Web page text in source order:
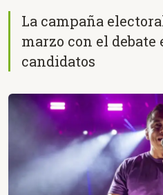
La campaña
marzo con el
candidatos